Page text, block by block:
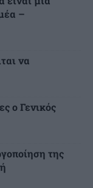
–
να
ο Γενικός
της